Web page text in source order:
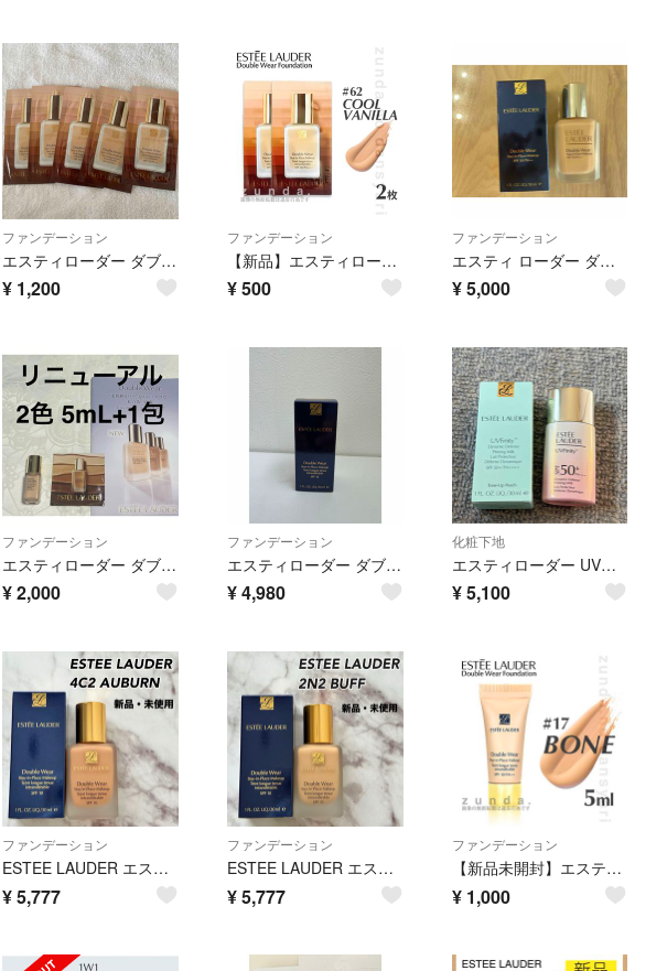
ファンデーション
エスティローダー ダブルウェア ファンデーション 5包
¥ 1,200
ファンデーション
【新品】エスティローダー ダブルウェア ステイインプレイス メークアップ リキッドファンデーション クールバニラ 1ml×2枚
¥500
ファンデーション
エスティ ローダー ダブル ウェア N 1C1 クール ボーン 30ml
¥5,000
ファンデーション
エスティローダー ダブルウェア ステイインプレイス メークアップ N ファンデーション サンプルセット リニューアル クールバニラ
¥2,000
ファンデーション
エスティローダー ダブルウェア ステイインプレイス メークアップ 16 エクリュ
¥4,980
化粧下地
エスティローダー UVフィニティ ダイナミック ディフェンス プライミング ミルク 30ml
¥5,100
ファンデーション
ESTEE LAUDER エスティローダー ダブル ウェア 4C2 AUBURN オーバーン 30ml
¥5,777
ファンデーション
ESTEE LAUDER エスティローダー ダブル ウェア 2N2 BUFF バフ 30ml
¥5,777
ファンデーション
【新品未開封】エスティローダー ダブルウェア リキッドファンデーション 17 ボーン 5ml
¥ 1,000